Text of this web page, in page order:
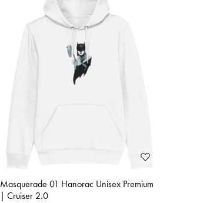
Masquerade 01 Hanorac Unisex Premium
| Cruiser 2.0